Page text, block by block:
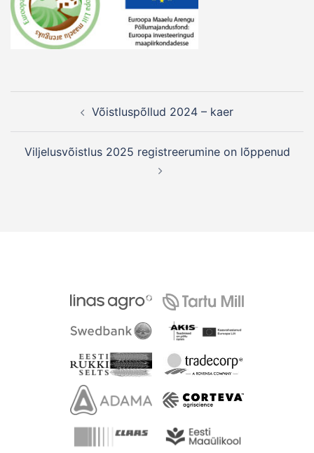
navigationVõistluspõllud 2024 – kaer
Viljelusvõistlus 2025 registreerumine on lõppenud